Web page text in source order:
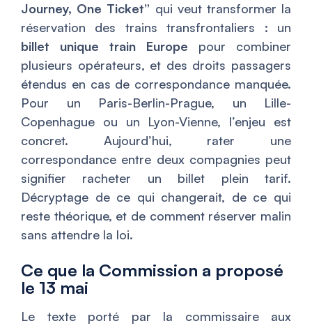
Journey, One Ticket” qui veut transformer la
réservation des trains transfrontaliers : un
billet unique train Europe pour combiner
plusieurs opérateurs, et des droits passagers
étendus en cas de correspondance manquée.
Pour un Paris-Berlin-Prague, un Lille-
Copenhague ou un Lyon-Vienne, l’enjeu est
concret. Aujourd’hui, rater une
correspondance entre deux compagnies peut
signifier racheter un billet plein tarif.
Décryptage de ce qui changerait, de ce qui
reste théorique, et de comment réserver malin
sans attendre la loi.
Ce que la Commission a proposé
le 13 mai
Le texte porté par la commissaire aux